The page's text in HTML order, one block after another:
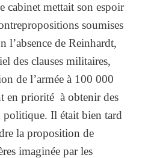
cabinet mettait son espoir
soumises
l’absence de Reinhardt,
des clauses militaires,
de l’armée à 100 000
en priorité à obtenir des
politique. Il était bien tard
la proposition de
imaginée par les